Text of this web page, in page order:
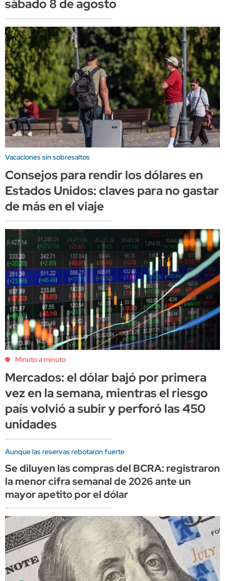
sábado 8 de agosto
Vacaciones sin sobresaltos
Consejos para rendir los dólares en
Estados Unidos: claves para no gastar
de más en el viaje
Minuto a minuto
Mercados: el dólar bajó por primera
vez en la semana, mientras el riesgo
país volvió a subir y perforó las 450
unidades
Aunque las reservas rebotaron fuerte
Se diluyen las compras del BCRA: registraron
la menor cifra semanal de 2026 ante un
mayor apetito por el dólar